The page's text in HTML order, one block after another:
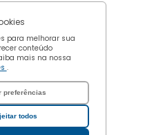
para melhorar sua
conteúdo
mais na nossa
.
preferências
todos